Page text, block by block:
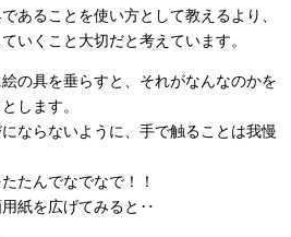
あることを使い方として教えるより、
いくこと大切だと考えています。
の具を垂らすと、それがなんなのかを
します。
ならないように、手で触ることは我慢
たんでなでなで！！
紙を広げてみると‥